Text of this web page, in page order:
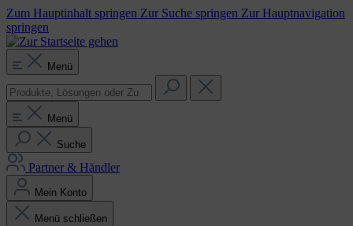
Zum Hauptinhalt springen Zur Suche springen Zur Hauptnavigation
springen
Menü
Menü
Suche
Partner & Händler
Mein Konto
Menü schließen